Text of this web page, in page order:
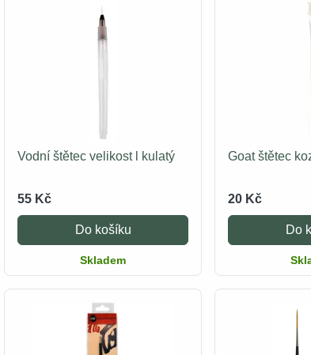
Vodní štětec velikost l kulatý
55 Kč
Do košíku
Skladem
Goat štětec
20 Kč
Do